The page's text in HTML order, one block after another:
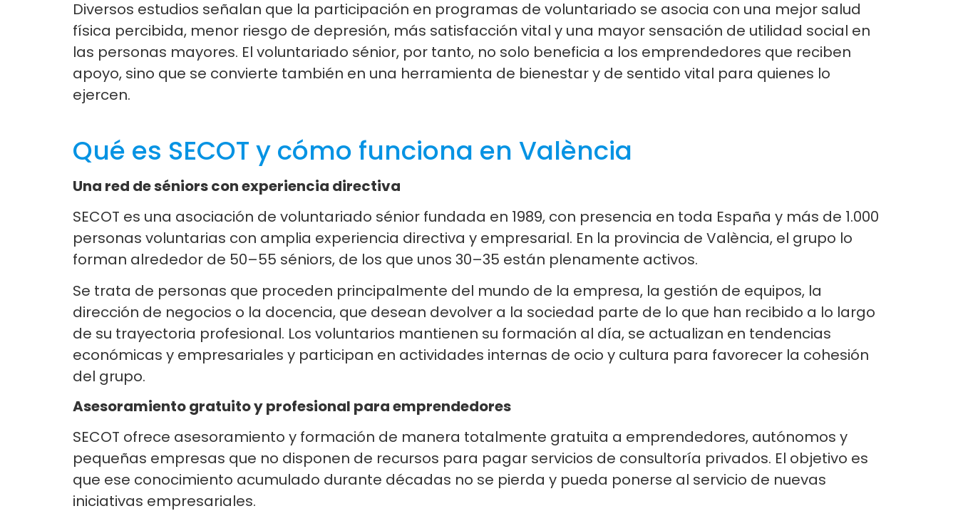
Diversos estudios señalan que la participación en programas de voluntariado se asocia con una mejor salud
física percibida, menor riesgo de depresión, más satisfacción vital y una mayor sensación de utilidad social en
las personas mayores. El voluntariado sénior, por tanto, no solo beneficia a los emprendedores que reciben
apoyo, sino que se convierte también en una herramienta de bienestar y de sentido vital para quienes lo
ejercen.
Qué es SECOT y cómo funciona en València
Una red de séniors con experiencia directiva
SECOT es una asociación de voluntariado sénior fundada en 1989, con presencia en toda España y más de 1.000
personas voluntarias con amplia experiencia directiva y empresarial. En la provincia de València, el grupo lo
forman alrededor de 50–55 séniors, de los que unos 30–35 están plenamente activos.
Se trata de personas que proceden principalmente del mundo de la empresa, la gestión de equipos, la
dirección de negocios o la docencia, que desean devolver a la sociedad parte de lo que han recibido a lo largo
de su trayectoria profesional. Los voluntarios mantienen su formación al día, se actualizan en tendencias
económicas y empresariales y participan en actividades internas de ocio y cultura para favorecer la cohesión
del grupo.
Asesoramiento gratuito y profesional para emprendedores
SECOT ofrece asesoramiento y formación de manera totalmente gratuita a emprendedores, autónomos y
pequeñas empresas que no disponen de recursos para pagar servicios de consultoría privados. El objetivo es
que ese conocimiento acumulado durante décadas no se pierda y pueda ponerse al servicio de nuevas
iniciativas empresariales.